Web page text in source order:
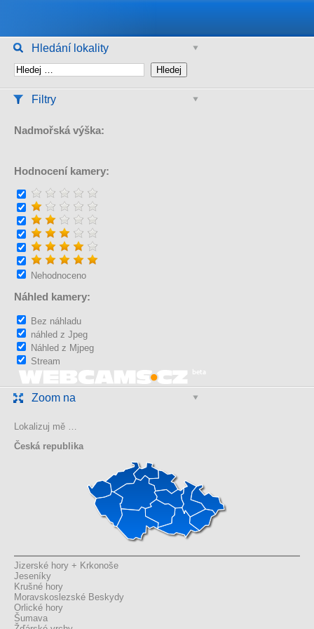
Hledání lokality
Filtry
Nadmořská výška:
Hodnocení kamery:
Nehodnoceno
Náhled kamery:
Bez náhladu
náhled z Jpeg
Náhled z Mjpeg
Stream
Zoom na
Lokalizuj mě …
Česká republika
Jizerské hory + Krkonoše
Jeseníky
Krušné hory
Moravskoslezské Beskydy
Orlické hory
Šumava